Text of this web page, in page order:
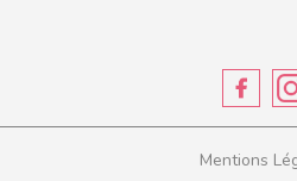
Mentions